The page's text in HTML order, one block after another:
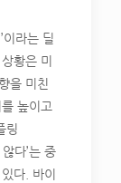
이라는 딜
황은 미
을 미친
높이고
링
다’는 중
다. 바이